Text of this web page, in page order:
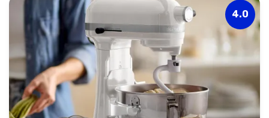
4.0